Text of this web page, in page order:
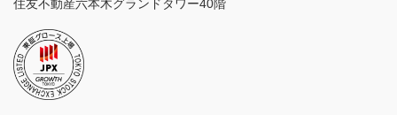
住友不動産六本木グランドタワー40階